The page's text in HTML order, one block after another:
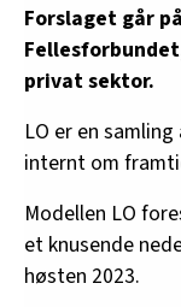
Forslaget går
privat sektor.
LO er en
internt om
Modellen LO
et knusende
høsten 2023.